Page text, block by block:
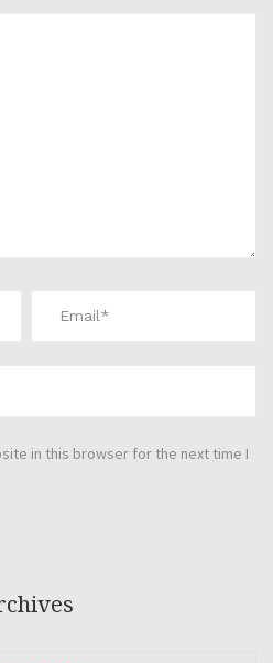
in this browser for the next time I